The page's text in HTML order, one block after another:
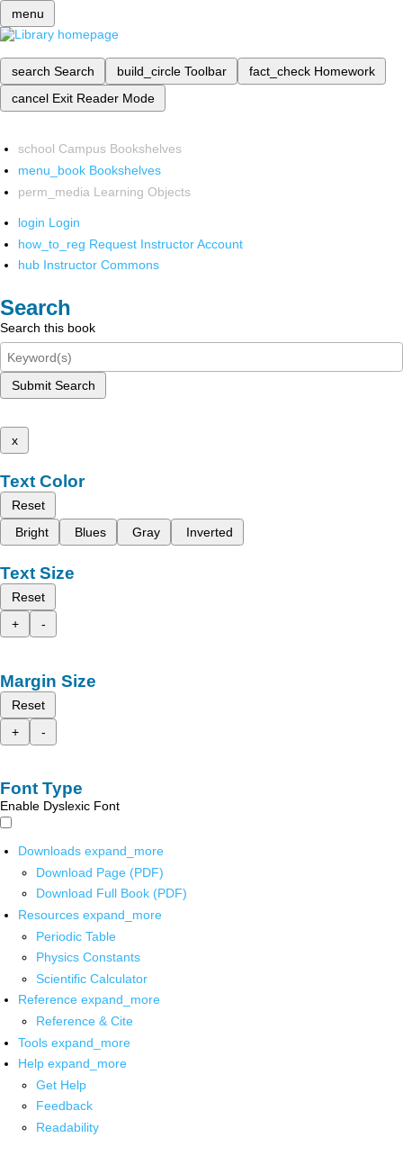
menu
search Search build_circle Toolbar fact_check Homework
cancel Exit Reader Mode
school Campus Bookshelves
menu_book Bookshelves
perm_media Learning Objects
login Login
how_to_reg Request Instructor Account
hub Instructor Commons
Search
Search this book
Submit Search
x
Text Color
Reset
Bright
Blues Gray Inverted
Text Size
Reset
+
-
Margin Size
Reset
+
-
Font Type
Enable Dyslexic Font
Downloads expand_more
Download Page (PDF)
Download Full Book (PDF)
Resources expand_more
Periodic Table
Physics Constants
Scientific Calculator
Reference expand_more
Reference & Cite
Tools expand_more
Help expand_more
Get Help
Feedback
Readability